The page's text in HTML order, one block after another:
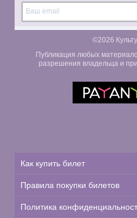
©2026
Публикация любых
разрешения владельца и
Как купить билет
Правила покупки билетов
Политика